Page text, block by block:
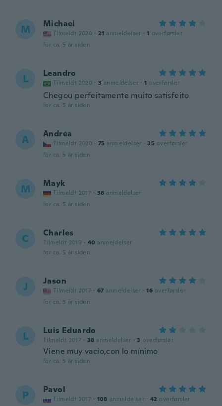
M Michael
Tilmeldt 2020 · 21 anmeldelser · 1 overførsler
for ca. 5 år siden
L Leandro
Tilmeldt 2020 · 3 anmeldelser · 1 overførsler
Chegou perfeitamente muito satisfeito
for ca. 5 år siden
A Andrea
Tilmeldt 2020 · 75 anmeldelser · 35 overførsler
for ca. 5 år siden
M Mayk
Tilmeldt 2017 · 36 anmeldelser
for ca. 5 år siden
C Charles
Tilmeldt 2019 · 40 anmeldelser
for ca. 5 år siden
J Jason
Tilmeldt 2017 · 67 anmeldelser · 16 overførsler
for ca. 5 år siden
L Luis Eduardo
Tilmeldt 2017 · 38 anmeldelser · 3 overførsler
Viene muy vacío,con lo mínimo
for ca. 5 år siden
P Pavol
Tilmeldt 2017 · 108 anmeldelser · 42 overførsler